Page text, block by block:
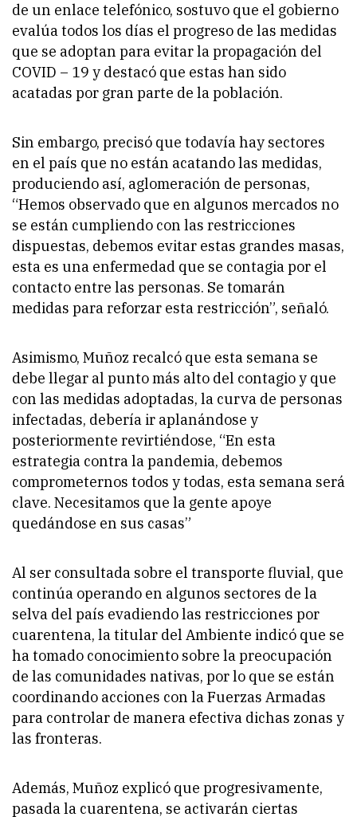
de un enlace telefónico, sostuvo que el gobierno
evalúa todos los días el progreso de las medidas
que se adoptan para evitar la propagación del
COVID – 19 y destacó que estas han sido
acatadas por gran parte de la población.
Sin embargo, precisó que todavía hay sectores
en el país que no están acatando las medidas,
produciendo así, aglomeración de personas,
“Hemos observado que en algunos mercados no
se están cumpliendo con las restricciones
dispuestas, debemos evitar estas grandes masas,
esta es una enfermedad que se contagia por el
contacto entre las personas. Se tomarán
medidas para reforzar esta restricción”, señaló.
Asimismo, Muñoz recalcó que esta semana se
debe llegar al punto más alto del contagio y que
con las medidas adoptadas, la curva de personas
infectadas, debería ir aplanándose y
posteriormente revirtiéndose, “En esta
estrategia contra la pandemia, debemos
comprometernos todos y todas, esta semana será
clave. Necesitamos que la gente apoye
quedándose en sus casas”
Al ser consultada sobre el transporte fluvial, que
continúa operando en algunos sectores de la
selva del país evadiendo las restricciones por
cuarentena, la titular del Ambiente indicó que se
ha tomado conocimiento sobre la preocupación
de las comunidades nativas, por lo que se están
coordinando acciones con la Fuerzas Armadas
para controlar de manera efectiva dichas zonas y
las fronteras.
Además, Muñoz explicó que progresivamente,
pasada la cuarentena, se activarán ciertas